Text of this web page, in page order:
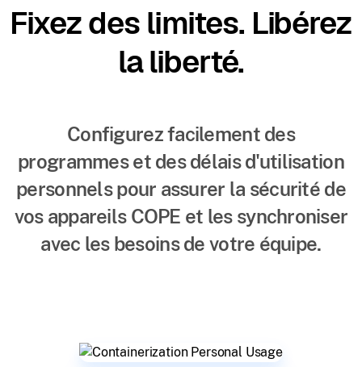
Fixez des limites. Libérez
la liberté.
Configurez facilement des
programmes et des délais d'utilisation
personnels pour assurer la sécurité de
vos appareils COPE et les synchroniser
avec les besoins de votre équipe.